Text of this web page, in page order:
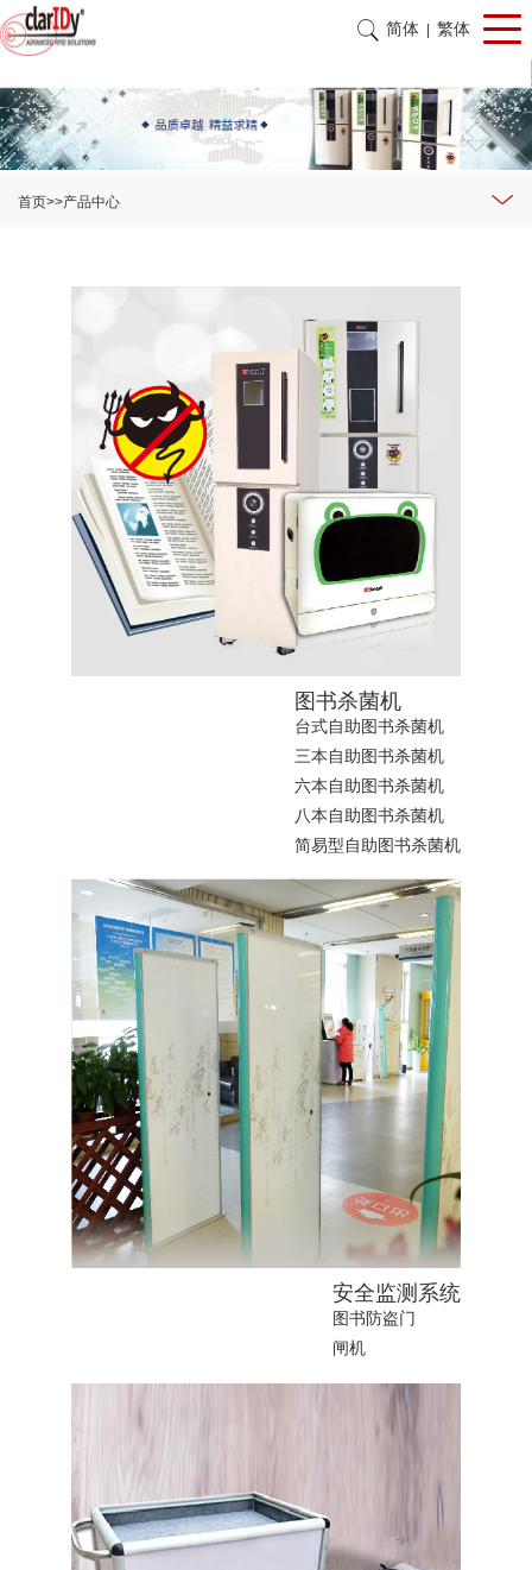
简体 繁体
首页>>产品中心
图书杀菌机
台式自助图书杀菌机
三本自助图书杀菌机
六本自助图书杀菌机
八本自助图书杀菌机
简易型自助图书杀菌机
安全监测系统
图书防盗门
闸机